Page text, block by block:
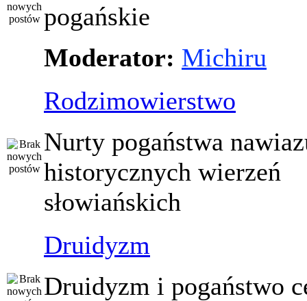
pogańskie
Moderator: Michiru
Rodzimowierstwo
Nurty pogaństwa
historycznych wierzeń
słowiańskich
Druidyzm
Druidyzm i pogaństwo